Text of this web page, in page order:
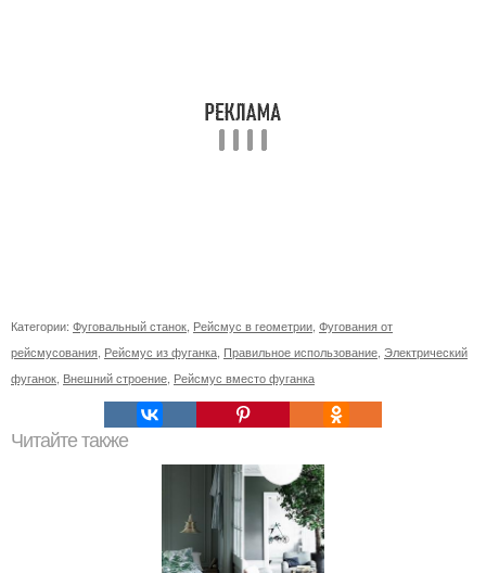
Категории: Фуговальный станок, Рейсмус в геометрии, Фугования от
рейсмусования, Рейсмус из фуганка, Правильное использование, Электрический
фуганок, Внешний строение, Рейсмус вместо фуганка
Читайте также